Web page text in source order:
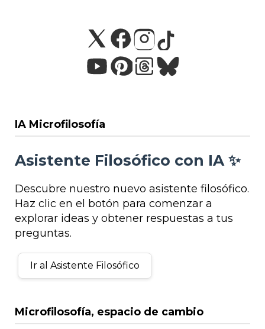
IA Microfilosofía
Asistente Filosófico con IA ✨
Descubre nuestro nuevo asistente filosófico.
Haz clic en el botón para comenzar a
explorar ideas y obtener respuestas a tus
preguntas.
Ir al Asistente Filosófico
Microfilosofía, espacio de cambio